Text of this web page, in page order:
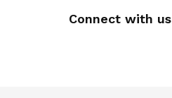
Connect with us